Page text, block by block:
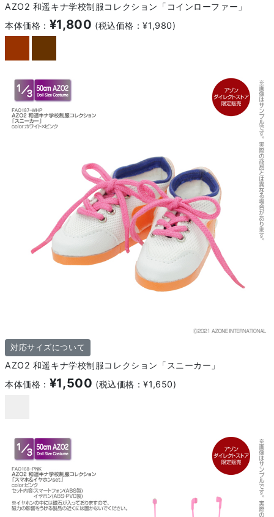
AZO2 和遥キナ学校制服コレクション「コインローファー」
本体価格： ¥1,800 (税込価格：¥1,980)
対応サイズについて
AZO2 和遥キナ学校制服コレクション「スニーカー」
本体価格： ¥1,500 (税込価格：¥1,650)